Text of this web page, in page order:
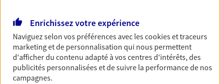
Découvrir l'offre Retraite
Prévoyance
Pour un avenir serein, assurez-vous avec notre
Enrichissez votre expérience
Naviguez selon vos préférences avec lescookies et traceurs
marketing et de personnalisation qui nous permettent
d'afficher du contenu adapté à vos centres d'intérêts, des
publicités personnalisées et de suivre la performance de nos
campagnes.